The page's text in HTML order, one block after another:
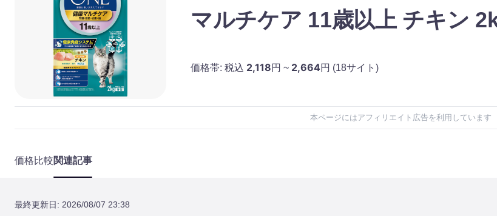
マルチケア 11歳以上 チキン
価格帯: 税込 2,118円 ~ 2,664円 (18サイト)
本ページにはアフィリエイト広告を利用しています
価格比較関連記事
最終更新日: 2026/08/07 23:38